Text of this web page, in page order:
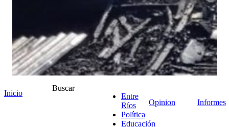
Inicio
Buscar
Entre
Ríos
Política
Educación
Opinion Informes